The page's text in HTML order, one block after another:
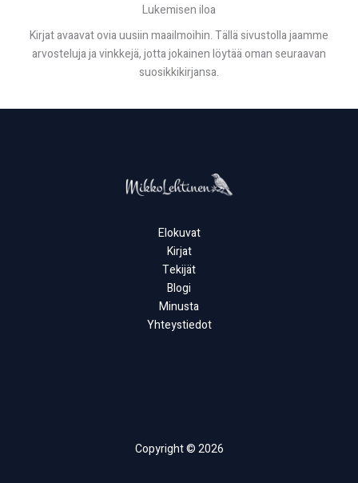
Lukemisen iloa
Kirjat avaavat ovia uusiin maailmoihin. Tällä sivustolla jaamme
arvosteluja ja vinkkejä, jotta jokainen löytää oman seuraavan
suosikkikirjansa.
Elokuvat
Kirjat
Tekijät
Blogi
Minusta
Yhteystiedot
Copyright © 2026